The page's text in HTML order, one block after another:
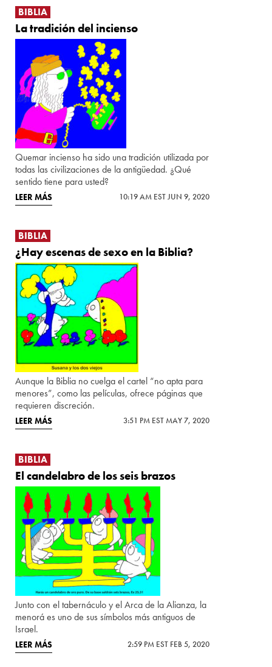
BIBLIA
La tradición del incienso
Quemar incienso ha sido una tradición utilizada por
todas las civilizaciones de la antigüedad. ¿Qué
sentido tiene para usted?
LEER MÁS 10:19 AM EST JUN 9, 2020
BIBLIA
¿Hay escenas de sexo en la Biblia?
Aunque la Biblia no cuelga el cartel “no apta para
menores”, como las películas, ofrece páginas que
requieren discreción.
LEER MÁS 3:51 PM EST MAY 7, 2020
BIBLIA
El candelabro de los seis brazos
Junto con el tabernáculo y el Arca de la Alianza, la
menorá es uno de sus símbolos más antiguos de
Israel.
LEER MÁS 2:59 PM EST FEB 5, 2020